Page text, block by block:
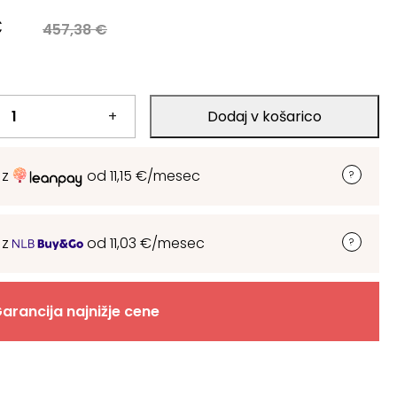
457,38€
+ Dodaj v košarico
od 11,15 €/mesec
od 11,03 €/mesec
najnižje cene